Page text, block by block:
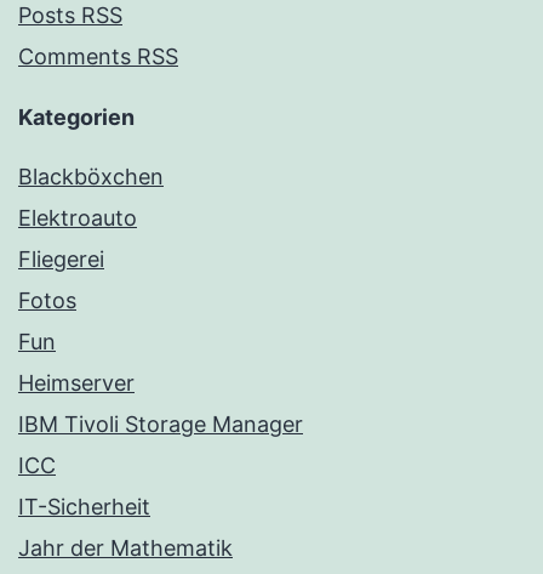
Posts RSS
Comments RSS
Kategorien
Blackböxchen
Elektroauto
Fliegerei
Fotos
Fun
Heimserver
IBM Tivoli Storage Manager
ICC
IT-Sicherheit
Jahr der Mathematik